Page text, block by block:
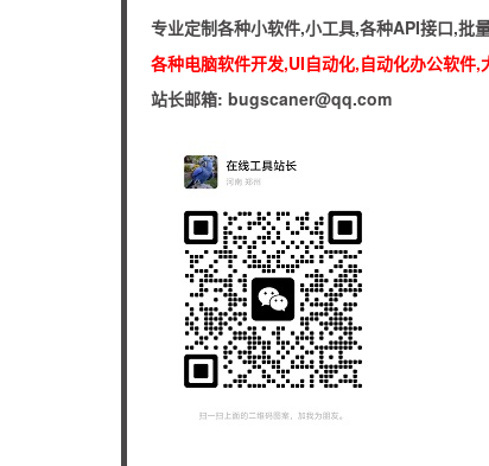
专业定制各种小软件,小工具,各种API接口,批
各种电脑软件开发,UI自动化,自动化办公软件
站长邮箱: bugscaner@qq.com